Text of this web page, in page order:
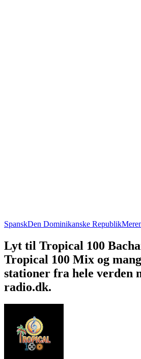
SpanskDen Dominikanske Republik
Lyt til Tropical 100
Tropical 100 Mix og
stationer fra hele verden
radio.dk.